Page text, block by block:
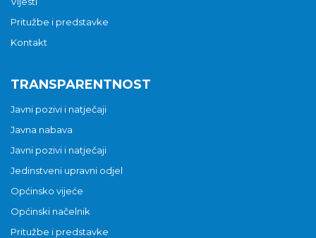
Pritužbe i predstavke
Kontakt
TRANSPARENTNOST
Javni pozivi i natječaji
Javna nabava
Javni pozivi i natječaji
Jedinstveni upravni odjel
Općinsko vijeće
Općinski načelnik
Pritužbe i predstavke